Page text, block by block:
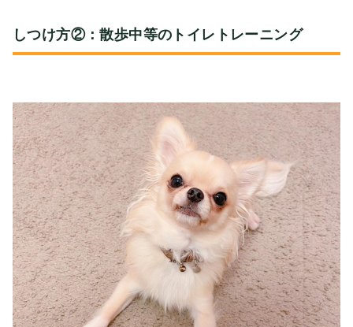
しつけ方②：散歩中等のトイレトレーニング